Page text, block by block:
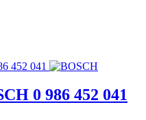
0 986 452 041